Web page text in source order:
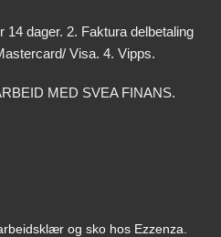
14 dager. 2. Faktura delbetaling
Visa. 4. Vipps.
MED SVEA FINANS.
og sko hos Ezzenza.